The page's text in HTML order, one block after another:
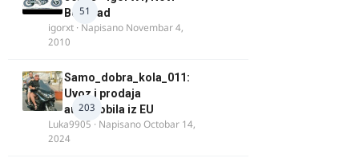
51
Beograd
igorxt · Napisano Novembar 4,
2010
203
Samo_dobra_kola_011:
Uvoz i prodaja
automobila iz EU
Luka9905 · NapisanoOctobar 14,
2024